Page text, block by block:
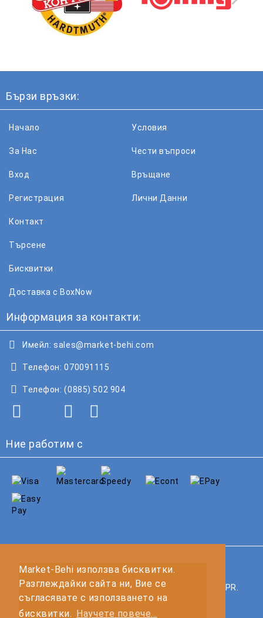
Market-Behi използва бисквитки.
Разглеждайки сайта ни, Вие се
съгласявате с използването на
бисквитки.
Научете повече...
Бързи връзки:
Начало
За Нас
Вход
Регистрация
Условия
Чести въпроси
Връщане
Лични Данни
Контакт
Търсене
Бисквитки
Доставка с BoxNow
Информация за контакти:
Имейл: sales@market-behi.com
Телефон: 070091115
Телефон: (0885) 502 904
Ние работим с
Нашият онлайн магазин е 100% съобразен с GDPR.